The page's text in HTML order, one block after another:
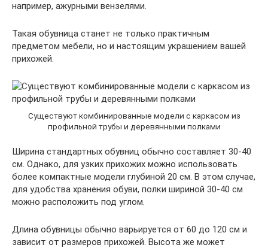
например, ажурными вензелями.
Такая обувница станет не только практичным
предметом мебели, но и настоящим украшением вашей
прихожей.
Существуют комбинированные модели с каркасом из
профильной трубы и деревянными полками
Ширина стандартных обувниц обычно составляет 30-40
см. Однако, для узких прихожих можно использовать
более компактные модели глубиной 20 см. В этом случае,
для удобства хранения обуви, полки шириной 30-40 см
можно расположить под углом.
Длина обувницы обычно варьируется от 60 до 120 см и
зависит от размеров прихожей. Высота же может